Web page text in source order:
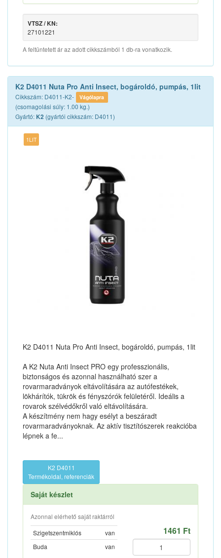
VTSZ / KN:
27101221
A feltüntetett ár az adott cikkszámból 1 db-ra vonatkozik.
K2 D4011 Nuta Pro Anti Insect, bogároldó, pumpás, 1lit
Cikkszám: D4011-K2- Vágólapra
(csomagolási súly: 1.00 kg.)
Gyártó: K2 (gyártói cikkszám: D4011)
1LIT
K2 D4011 Nuta Pro Anti Insect, bogároldó, pumpás, 1lit
A K2 Nuta Anti Insect PRO egy professzionális,
biztonságos és azonnal használható szer a
rovarmaradványok eltávolítására az autófestékek,
lökhárítók, tükrök és fényszórók felületéről. Ideális a
rovarok szélvédőkről való eltávolítására.
A készítmény nem hagy esélyt a beszáradt
rovarmaradványoknak. Az aktív tisztítószerek reakcióba
lépnek a fe...
K2 D4011
Termékoldal, referenciák
Saját készlet
Azonnal elérhető saját raktárról
Szigetszentmiklós
van
Buda
van
1461 Ft